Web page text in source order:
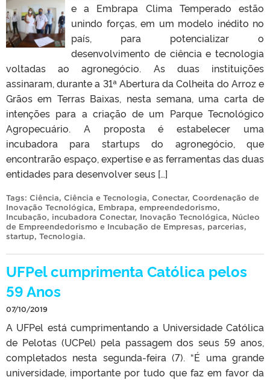
e a Embrapa Clima Temperado estão
unindo forças, em um modelo inédito no
país, para potencializar o
desenvolvimento de ciência e tecnologia
voltadas ao agronegócio. As duas instituições
assinaram, durante a 31ª Abertura da Colheita do Arroz e
Grãos em Terras Baixas, nesta semana, uma carta de
intenções para a criação de um Parque Tecnológico
Agropecuário. A proposta é estabelecer uma
incubadora para startups do agronegócio, que
encontrarão espaço, expertise e as ferramentas das duas
entidades para desenvolver seus […]
Tags: Ciência, Ciência e Tecnologia, Conectar, Coordenação de
Inovação Tecnológica, Embrapa, empreendedorismo,
Incubação, incubadora Conectar, Inovação Tecnológica, Núcleo
de Empreendedorismo e Incubação de Empresas, parcerias,
startup, Tecnologia.
UFPel cumprimenta Católica pelos
59 Anos
07/10/2019
A UFPel está cumprimentando a Universidade Católica
de Pelotas (UCPel) pela passagem dos seus 59 anos,
completados nesta segunda-feira (7). “É uma grande
universidade, importante por tudo que faz em favor da